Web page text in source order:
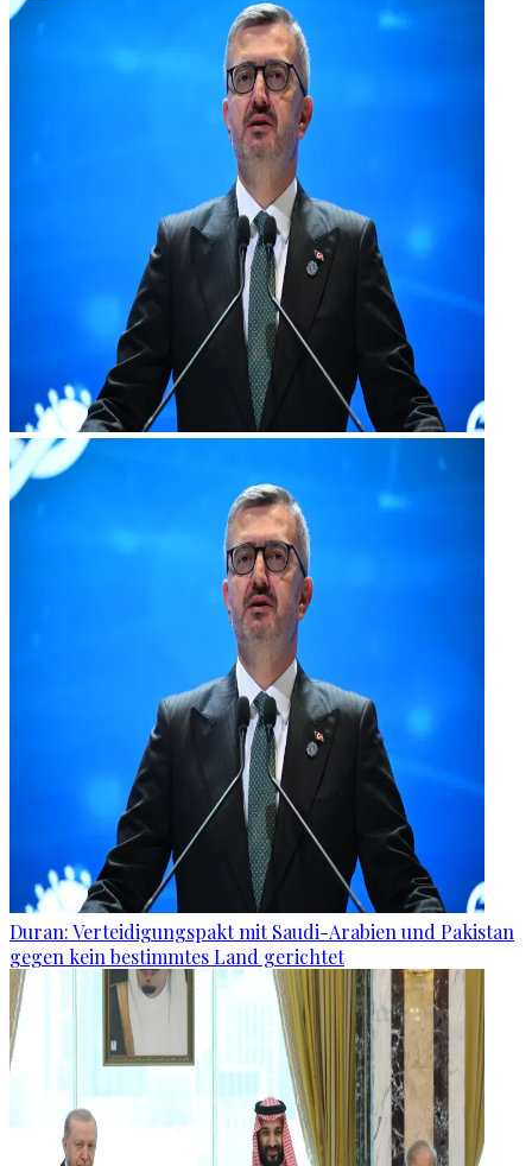
Duran: Verteidigungspakt mit Saudi-Arabien und Pakistan
gegen kein bestimmtes Land gerichtet